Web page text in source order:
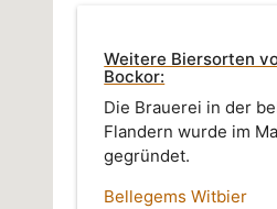
Weitere Biersorten
Bockor:
Die Brauerei in der
Flandern wurde im
gegründet.
Bellegems Witbier